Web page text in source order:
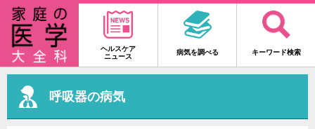
ヘルスケア
ニュース
病気を調べる キーワード検索
呼吸器の病気